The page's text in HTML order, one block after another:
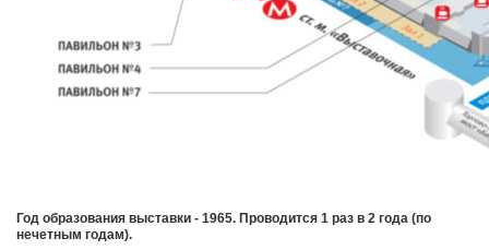
Год образования выставки - 1965. Проводится 1 раз в 2 года (по
нечетным годам).